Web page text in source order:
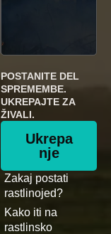
POSTANITE DEL
SPREMEMBE.
UKREPAJTE ZA
ŽIVALI.
Ukrepa
nje
Zakaj postati
rastlinojed?
Kako iti na
rastlinsko